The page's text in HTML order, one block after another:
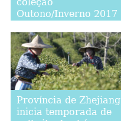
Outono/Inverno 2017
de Paris
Província de Zhejiang
inicia temporada de